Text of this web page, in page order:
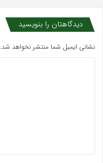
دیدگاهتان را بنویسید
نشانی ایمیل شما منتشر نخواهد شد.
*